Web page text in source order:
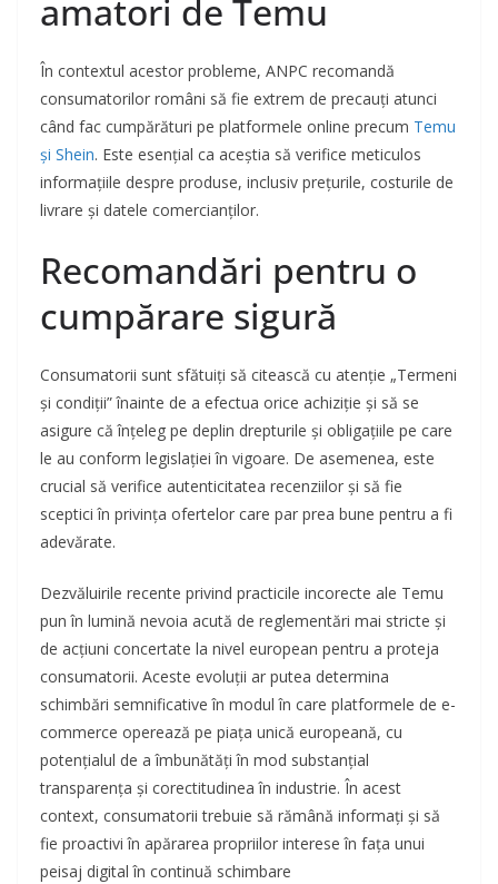
amatori de Temu
În contextul acestor probleme, ANPC recomandă
consumatorilor români să fie extrem de precauți atunci
când fac cumpărături pe platformele online precum Temu
și Shein. Este esențial ca aceștia să verifice meticulos
informațiile despre produse, inclusiv prețurile, costurile de
livrare și datele comercianților.
Recomandări pentru o
cumpărare sigură
Consumatorii sunt sfătuiți să citească cu atenție „Termeni
și condiții” înainte de a efectua orice achiziție și să se
asigure că înțeleg pe deplin drepturile și obligațiile pe care
le au conform legislației în vigoare. De asemenea, este
crucial să verifice autenticitatea recenziilor și să fie
sceptici în privința ofertelor care par prea bune pentru a fi
adevărate.
Dezvăluirile recente privind practicile incorecte ale Temu
pun în lumină nevoia acută de reglementări mai stricte și
de acțiuni concertate la nivel european pentru a proteja
consumatorii. Aceste evoluții ar putea determina
schimbări semnificative în modul în care platformele de e-
commerce operează pe piața unică europeană, cu
potențialul de a îmbunătăți în mod substanțial
transparența și corectitudinea în industrie. În acest
context, consumatorii trebuie să rămână informați și să
fie proactivi în apărarea propriilor interese în fața unui
peisaj digital în continuă schimbare